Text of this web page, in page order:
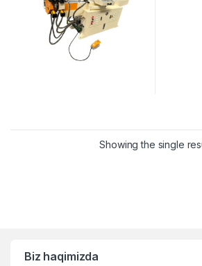
Showing the single
Biz haqimizda